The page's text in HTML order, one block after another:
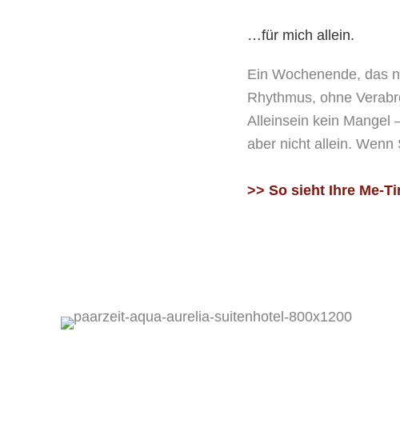
…für mich allein.
Ein Wochenende, das
Rhythmus, ohne
Alleinsein kein Mangel
aber nicht allein. Wenn
>> So sieht Ihre Me-